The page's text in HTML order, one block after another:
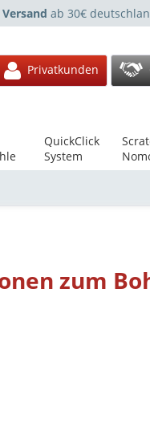
ab 30€
Privatkunden
QuickClick
System
zum